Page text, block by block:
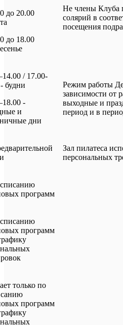
до 20.00
до 18.00
Не члены Клуба
солярий в
посещения
/ 17.00-
будни
-
и
дни
Режим работы
зависимости от
выходные и
период и в
Зал пилатеса
персональных
программ
программ
только по
программ